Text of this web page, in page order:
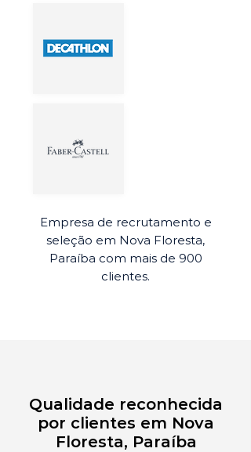
Empresa de recrutamento e
seleção em Nova Floresta,
Paraíba com mais de 900
clientes.
Qualidade reconhecida
por clientes em Nova
Floresta, Paraíba